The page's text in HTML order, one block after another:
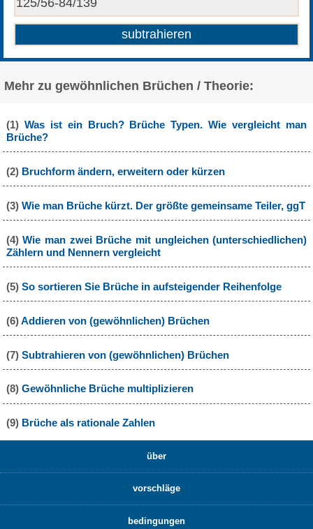
Mehr zu gewöhnlichen Brüchen / Theorie:
(1) Was ist ein Bruch? Brüche Typen. Wie vergleicht man
Brüche?
(2) Bruchform ändern, erweitern oder kürzen
(3) Wie man Brüche kürzt. Der größte gemeinsame Teiler, ggT
(4)Wie man zwei Brüche mit ungleichen (unterschiedlichen)
Zählern und Nennern vergleicht
(5) So sortieren Sie Brüche in aufsteigender Reihenfolge
(6)Addieren von (gewöhnlichen) Brüchen
(7) Subtrahieren von (gewöhnlichen) Brüchen
(8) Gewöhnliche Brüche multiplizieren
(9) Brüche als rationale Zahlen
über
vorschläge
bedingungen